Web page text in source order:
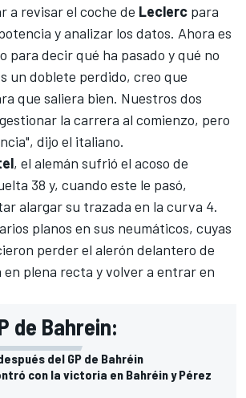
a revisar el coche de Leclerc para
y analizar los datos. Ahora es
para decir qué ha pasado y qué no
un doblete perdido, creo que
que saliera bien. Nuestros dos
la carrera al comienzo, pero
dijo el italiano.
, el alemán sufrió el acoso de
38 y, cuando este le pasó,
alargar su trazada en la curva 4.
planos en sus neumáticos, cuyas
perder el alerón delantero de
en plena recta y volver a entrar en
de Bahrein:
del GP de Bahréin
con la victoria en Bahréin y Pérez